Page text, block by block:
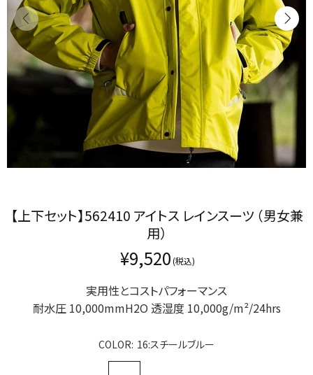
【上下セット】562410 アイトス レインスーツ （男女兼
用）
¥9,520
実用性と​コストパフォーマンス
耐水圧 10,000mmH2O 透湿度 10,000g/m²/24hrs
COLOR: 16:スチールブルー